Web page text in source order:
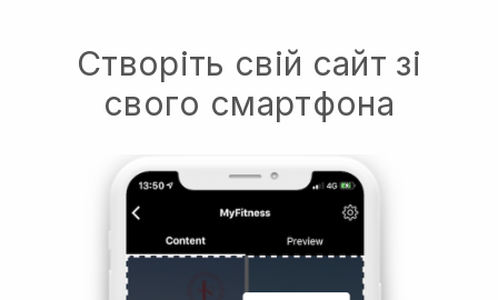
Створіть свій сайт зі
свого смартфона